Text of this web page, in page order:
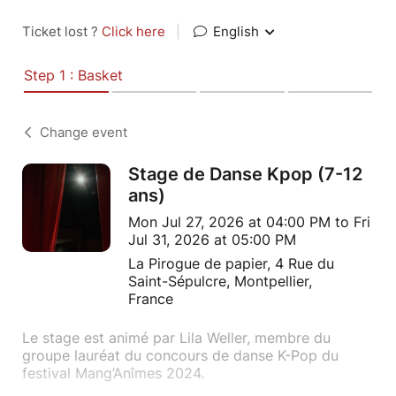
Ticket lost ? Click here English
Step 1 : Basket
Change event
Stage de Danse Kpop (7-12
ans)
Mon Jul 27, 2026 at 04:00 PM to Fri
Jul 31, 2026 at 05:00 PM
La Pirogue de papier, 4 Rue du
Saint-Sépulcre, Montpellier,
France
Le stage est animé par Lila Weller, membre du
groupe lauréat du concours de danse K-Pop du
festival Mang’Anîmes 2024.